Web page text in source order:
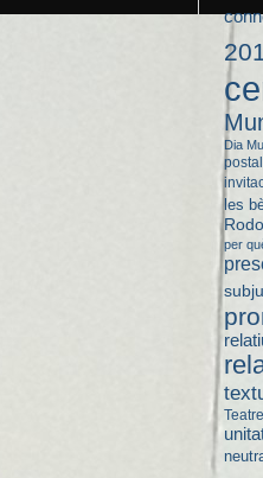
Dia
postal
les
per